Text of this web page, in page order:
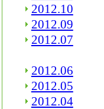
2012.10
2012.09
2012.07
2012.06
2012.05
2012.04